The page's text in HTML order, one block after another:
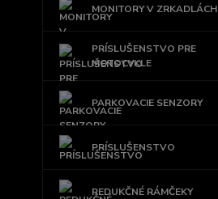
MONITORY V ZRKADLÁCH
PRÍSLUŠENSTVO PRE
MOTOCYKLE
PARKOVACIE SENZORY
PRÍSLUŠENSTVO
REDUKČNÉ RÁMČEKY